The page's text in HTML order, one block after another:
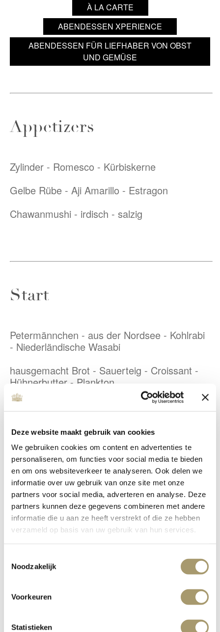
Deze website maakt gebruik van cookies
We gebruiken cookies om content en advertenties te
personaliseren, om functies voor social media te bieden
en om ons websiteverkeer te analyseren. Ook delen we
informatie over uw gebruik van onze site met onze
partners voor social media, adverteren en analyse. Deze
partners kunnen deze gegevens combineren met andere
informatie die u aan ze heeft verstrekt of die ze hebben
verzameld op basis van uw gebruik van hun services.
Noodzakelijk
Voorkeuren
Statistieken
À LA CARTE
ABENDESSEN XPERIENCE
ABENDESSEN FÜR LIEFHABER VON OBST
UND GEMÜSE
Appetizers
Zylinder - Romesco - Kürbiskerne
Gelbe Rübe - Aji Amarillo - Estragon
Chawanmushi - irdisch - salzig
Start
Petermännchen - aus der Nordsee - Kohlrabi
- Niederländische Wasabi
hausgemacht Brot - Sauerteig - Croissant -
Hühnerbutter - Plankton
“Zeeuwse” Muscheln - Fenchel - Aji Amarillo
+ N25 Kaviar €19,50
Main
Seezunge - T-Bone - Meerrettich -
Rehbock - Silbertanne - Sardelle - rote Rübe